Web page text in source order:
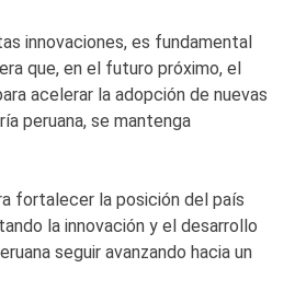
innovaciones, es fundamental
que, en el futuro próximo, el
acelerar la adopción de nuevas
peruana, se mantenga
fortalecer la posición del país
la innovación y el desarrollo
seguir avanzando hacia un